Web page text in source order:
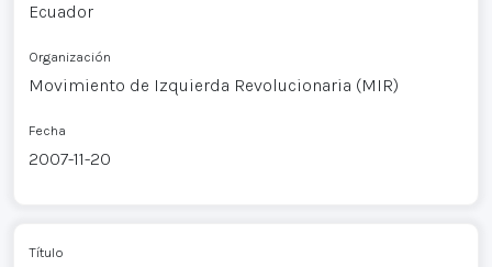
Ecuador
Organización
Movimiento de Izquierda Revolucionaria (MIR)
Fecha
2007-11-20
Título